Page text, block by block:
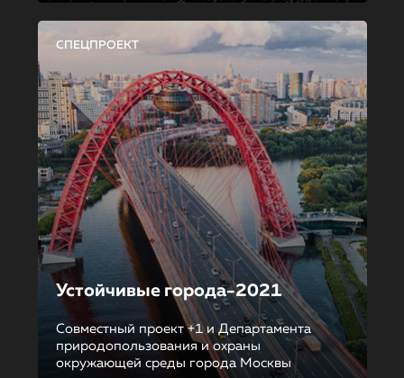
СПЕЦПРОЕКТ
Устойчивые города-2021
Совместный проект +1 и Департамента
природопользования и охраны
окружающей среды города Москвы